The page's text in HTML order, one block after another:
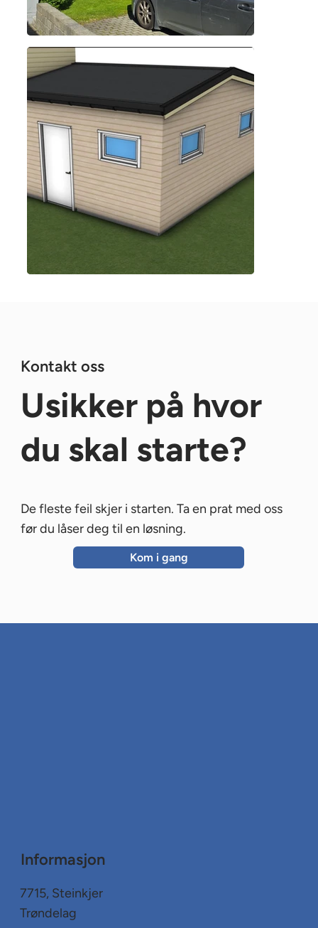
Kontakt oss
Usikker på hvor
du skal starte?
De fleste feil skjer i starten. Ta en prat med oss
før du låser deg til en løsning.
Kom i gang
Informasjon
7715, Steinkjer
Trøndelag